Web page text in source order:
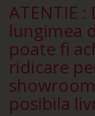
ATENTIE
lungimea
poate fi
ridicare
posibila